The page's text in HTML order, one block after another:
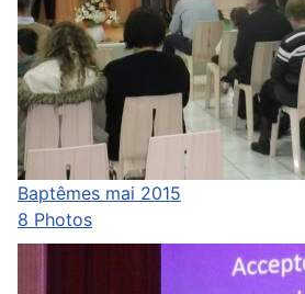
Baptêmes mai 2015
8 Photos